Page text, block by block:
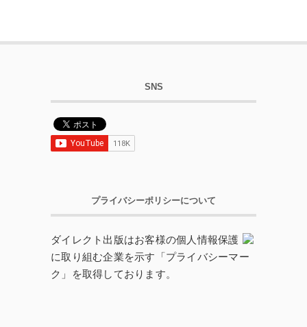
SNS
プライバシーポリシーについて
ダイレクト出版はお客様の個人情報保護
に取り組む企業を示す「プライバシーマー
ク」を取得しております。